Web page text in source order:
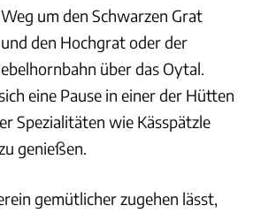
um den Schwarzen Grat
den Hochgrat oder der
über das Oytal.
eine Pause in einer der Hütten
Spezialitäten wie Kässpätzle
genießen.
gemütlicher zugehen lässt,